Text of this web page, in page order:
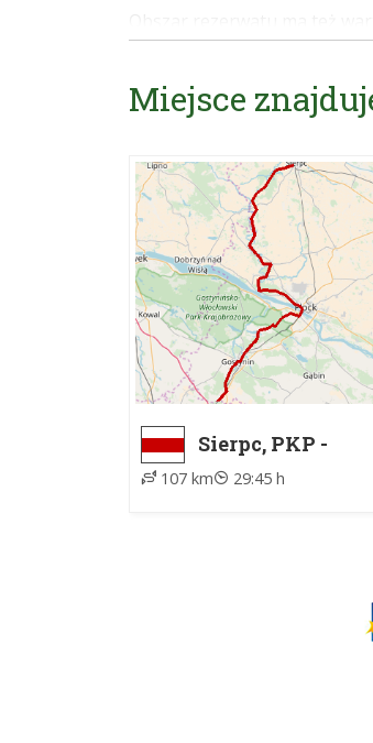
pierścieniowate grodzisko w
pamiątka bliskich czasów II
zamordowanych przez
Internet:http://
bpk
Miejsce
Sierpc, PKP -
Marianów
107 km 29:45 h